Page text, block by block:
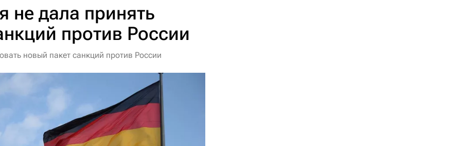
дала принять
против России
новый пакет санкций против России